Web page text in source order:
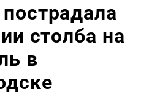
столба на
в